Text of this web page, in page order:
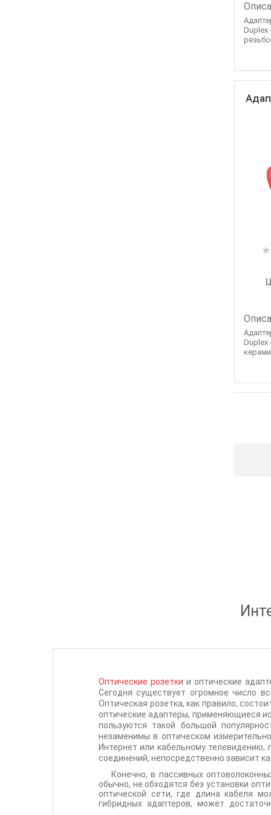
Duplex
Duplex
Оптические розетки и оптические
Сегодня существует огромное число
Оптическая розетка, как правило,
оптические адаптеры, применяющиеся
пользуются такой большой
незаменимы в оптическом
Интернет или кабельному телевидению,
соединений, непосредственно зависит
Конечно, в пассивных
обычно, не обходятся без установки
оптической сети, где длина кабеля
гибридных адаптеров, может